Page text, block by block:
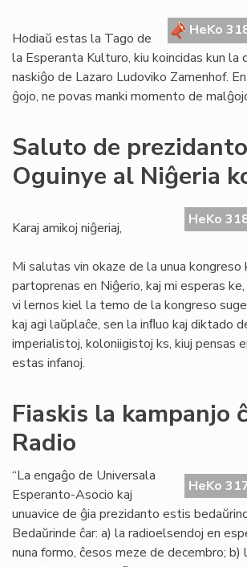
HeKo
Hodiaŭ estas la Tago de
la Esperanta Kulturo, kiu koincidas kun la
naskiĝo de Lazaro Ludoviko Zamenhof.
ĝojo, ne povas manki momento de
Saluto de prezidanto
Oguinye al Niĝeria
HeKo
Karaj amikoj niĝeriaj,
Mi salutas vin okaze de la unua kongreso
partoprenas en Niĝerio, kaj mi esperas
vi lernos kiel la temo de la kongreso
kaj agi laŭplaĉe, sen la inﬂuo kaj diktado
imperialistoj, koloniigistoj ks, kiuj pensas
estas infanoj.
Fiaskis la kampanjo
Radio
HeKo
“La engaĝo de Universala
Esperanto-Asocio kaj
unuavice de ĝia prezidanto estis
Bedaŭrinde ĉar: a) la radioelsendoj en
nuna formo, ĉesos meze de decembro; b)